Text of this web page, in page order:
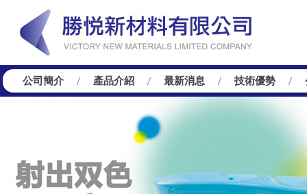
公司簡介 產品介紹 最新消息 技術優勢